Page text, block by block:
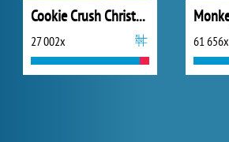
Cookie Crush Christmas Edition
27 002x 61 656x